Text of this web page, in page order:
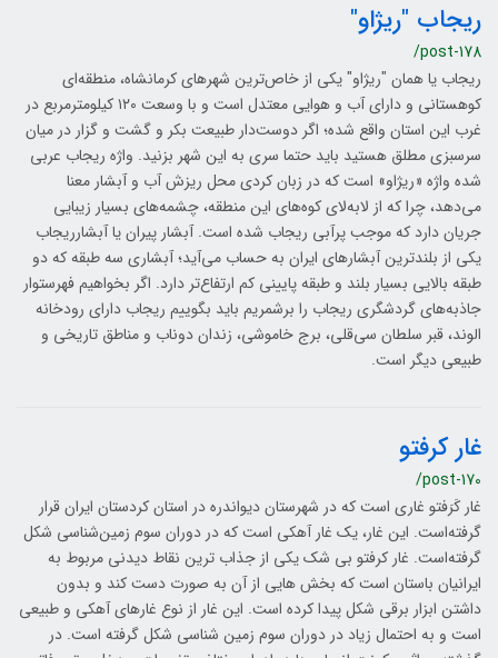
ریجاب "ریژاو"
/post-178
ریجاب یا همان "ریژاو" یکی از خاص‌ترین شهرهای کرمانشاه، منطقه‌ای
كوهستانی و دارای آب و هوايی معتدل است و با وسعت ۱۲۰ کیلومترمربع در
غرب این استان واقع شده؛ اگر دوست‌دار طبیعت بکر و گشت و گزار در میان
سرسبزی مطلق هستید باید حتما سری به این شهر بزنید. واژه ریجاب عربی
شده واژه «ریژاو» است که در زبان کردی محل ريزش آب و آبشار معنا
می‌دهد، چرا که از لابه‌لای كوه‌های این منطقه، چشمه‌های بسيار زيبايی
جريان دارد كه موجب پرآبی ريجاب شده است. آبشار پیران یا آبشارریجاب
یکی از بلندترین آبشارهای ایران به حساب می‌آید؛ آبشاری سه طبقه که دو
طبقه بالایی بسیار بلند و طبقه پایینی کم ارتفاع‌تر دارد. اگر بخواهیم فهرست‎وار
جاذبه‌های گردشگری ریجاب را برشمریم باید بگوییم ریجاب دارای رودخانه
الوند، قبر سلطان سی‌قلی، برج خاموشی، زندان دوناب و مناطق تاریخی و
طبیعی دیگر است.
غار کرفتو
/post-170
غار کَرَفتو غاری است که در شهرستان ديواندره در استان کردستان ایران قرار
گرفته‌است. این غار، یک غار آهکی است که در دوران سوم زمین‌شناسی شکل
گرفته‌است. غار کرفتو بی شک یکی از جذاب ترین نقاط دیدنی مربوط به
ایرانیان باستان است که بخش هایی از آن به صورت دست کند و بدون
داشتن ابزار برقی شکل پیدا کرده است. این غار از نوع غارهای آهکی و طبیعی
است و به احتمال زیاد در دوران سوم زمین شناسی شکل گرفته است. در